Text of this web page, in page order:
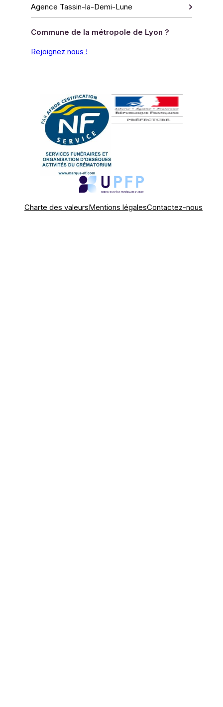
Agence Tassin-la-Demi-Lune
Commune de la métropole de Lyon ?
Rejoignez nous !
Charte des valeursMentions légalesContactez-nous